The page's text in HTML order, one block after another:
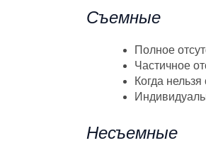
Съемные
Полное
Частичное
Когда
Несъемные